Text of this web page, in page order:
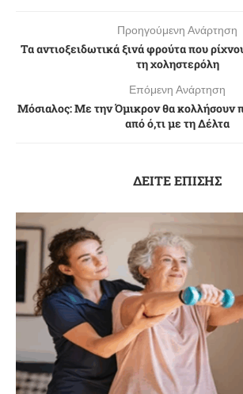
Προηγούμενη Ανάρτηση
Τα αντιοξειδωτικά ξινά φρούτα που
τη χοληστερόλη
Επόμενη Ανάρτηση
Μόσιαλος: Με την Όμικρον θα κολλήσουν
από ό,τι με τη Δέλτα
ΔΕΙΤΕ ΕΠΙΣΗΣ